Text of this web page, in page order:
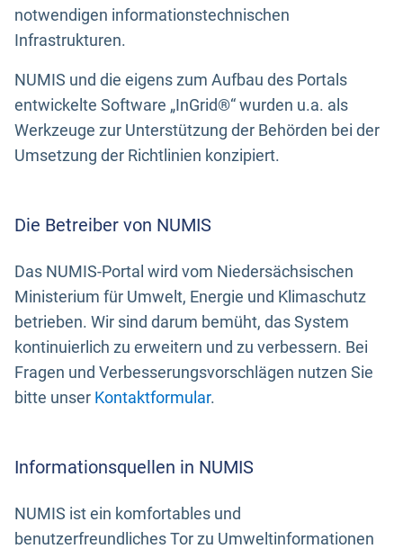
notwendigen informationstechnischen
Infrastrukturen.
NUMIS und die eigens zum Aufbau des Portals
entwickelte Software „InGrid®“ wurden u.a. als
Werkzeuge zur Unterstützung der Behörden bei der
Umsetzung der Richtlinien konzipiert.
Die Betreiber von NUMIS
Das NUMIS-Portal wird vom Niedersächsischen
Ministerium für Umwelt, Energie und Klimaschutz
betrieben. Wir sind darum bemüht, das System
kontinuierlich zu erweitern und zu verbessern. Bei
Fragen und Verbesserungsvorschlägen nutzen Sie
bitte unser Kontaktformular.
Informationsquellen in NUMIS
NUMIS ist ein komfortables und
benutzerfreundliches Tor zu Umweltinformationen